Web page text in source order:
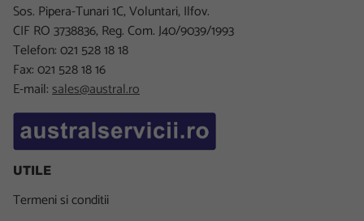
Sos. Pipera-Tunari 1C, Voluntari, Ilfov.
CIF RO 3738836, Reg. Com. J40/9039/1993
Telefon: 021 528 18 18
Fax: 021 528 18 16
E-mail:sales@austral.ro
UTILE
Termeni si conditii